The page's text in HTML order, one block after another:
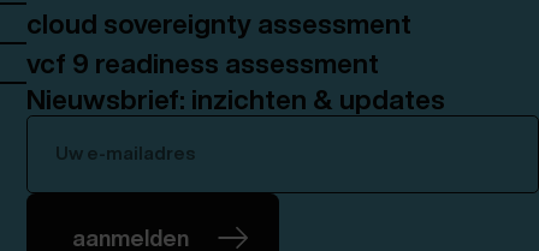
cloud sovereignty assessment
vcf 9 readiness assessment
Nieuwsbrief: inzichten & updates
aanmelden